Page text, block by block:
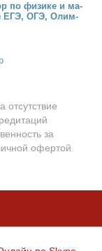
по физи­ке и ма­
ЕГЭ, ОГЭ, Олим­
отсутствие
за
офертой.